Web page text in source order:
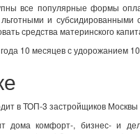
все популярные формы
и субсидированными
средства материнского
10 месяцев с удорожанием
в ТОП-3 застройщиков
дома комфорт-, бизнес- и